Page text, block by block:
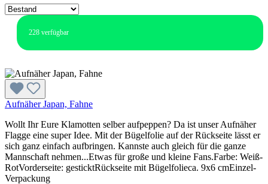
228 verfügbar
Aufnäher Japan, Fahne
Wollt Ihr Eure Klamotten selber aufpeppen? Da ist unser Aufnäher
Flagge eine super Idee. Mit der Bügelfolie auf der Rückseite lässt er
sich ganz einfach aufbringen. Kannste auch gleich für die ganze
Mannschaft nehmen...Etwas für große und kleine Fans.Farbe: Weiß-
RotVorderseite: gesticktRückseite mit Bügelfolieca. 9x6 cmEinzel-
Verpackung